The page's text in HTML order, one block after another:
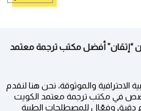
“إتقان” أفضل مكتب ترجمة معتمد
الاحترافية والموثوقة، نحن هنا لنقدم
في مكتب ترجمة معتمد الكويت
دقيق وفعّال للمصطلحات الطبية